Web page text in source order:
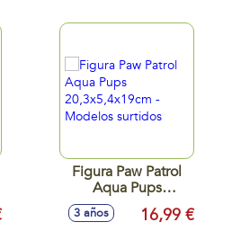
Figura Paw Patrol
Aqua Pups
20,3x5,4x19cm -
Modelos surtidos
3 años 16,99 €